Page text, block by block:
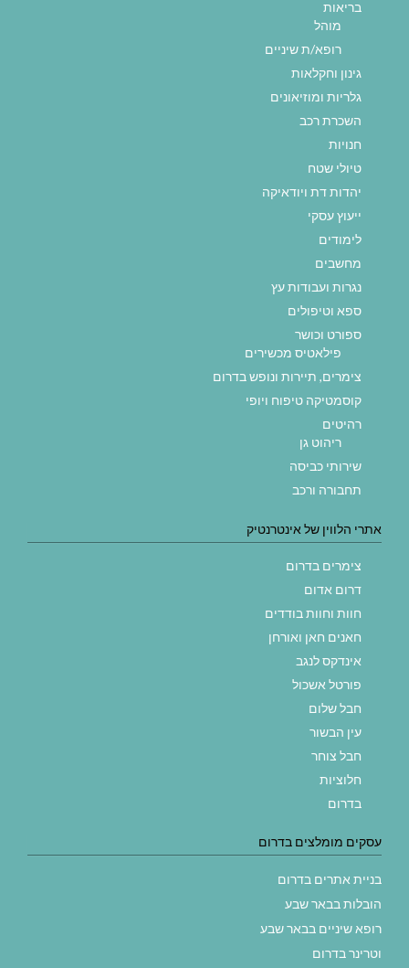
בריאות
מוהל
רופא/ת שיניים
גינון וחקלאות
גלריות ומוזיאונים
השכרת רכב
חנויות
טיולי שטח
יהדות דת ויודאיקה
ייעוץ עסקי
לימודים
מחשבים
נגרות ועבודות עץ
ספא וטיפולים
ספורט וכושר
פילאטיס מכשירים
צימרים, תיירות ונופש בדרום
קוסמטיקה טיפוח ויופי
רהיטים
ריהוט גן
שירותי כביסה
תחבורה ורכב
אתרי הלווין של אינטרנטיק
צימרים בדרום
דרום אדום
חוות וחוות בודדים
חאנים חאן ואורחן
אינדקס לנגב
פורטל אשכול
חבל שלום
עין הבשור
חבל צוחר
חלוציות
בדרום
עסקים מומלצים בדרום
בניית אתרים בדרום
הובלות בבאר שבע
רופא שיניים בבאר שבע
וטרינר בדרום